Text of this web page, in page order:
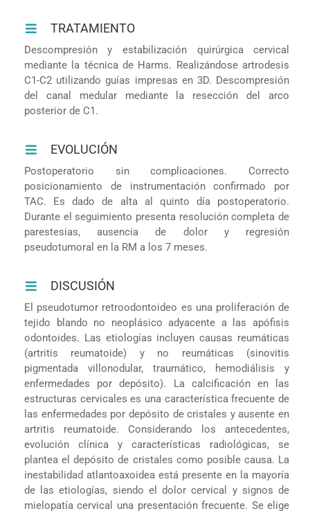
TRATAMIENTO
Descompresión y estabilización quirúrgica cervical
mediante la técnica de Harms. Realizándose artrodesis
C1-C2 utilizando guías impresas en 3D. Descompresión
del canal medular mediante la resección del arco
posterior de C1.
EVOLUCIÓN
Postoperatorio sin complicaciones. Correcto
posicionamiento de instrumentación confirmado por
TAC. Es dado de alta al quinto día postoperatorio.
Durante el seguimiento presenta resolución completa de
parestesias, ausencia de dolor y regresión
pseudotumoral en la RM a los 7 meses.
DISCUSIÓN
El pseudotumor retroodontoideo es una proliferación de
tejido blando no neoplásico adyacente a las apófisis
odontoides. Las etiologías incluyen causas reumáticas
(artritis reumatoide) y no reumáticas (sinovitis
pigmentada villonodular, traumático, hemodiálisis y
enfermedades por depósito). La calcificación en las
estructuras cervicales es una característica frecuente de
las enfermedades por depósito de cristales y ausente en
artritis reumatoide. Considerando los antecedentes,
evolución clínica y características radiológicas, se
plantea el depósito de cristales como posible causa. La
inestabilidad atlantoaxoidea está presente en la mayoría
de las etiologías, siendo el dolor cervical y signos de
mielopatía cervical una presentación frecuente. Se elige